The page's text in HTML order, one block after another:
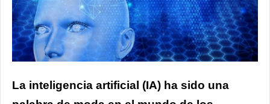
La inteligencia artificial (IA) ha sido una